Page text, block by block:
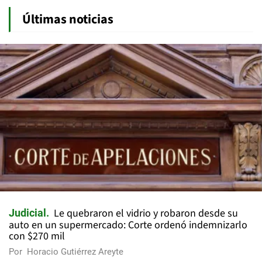
Últimas noticias
Judicial
Le quebraron el vidrio y robaron desde su
auto en un supermercado: Corte ordenó indemnizarlo
con $270 mil
Por Horacio Gutiérrez Areyte